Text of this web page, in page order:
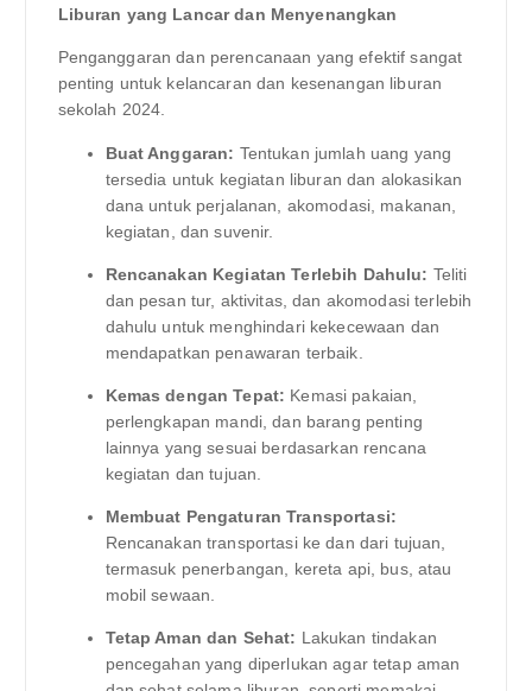
Liburan yang Lancar dan Menyenangkan
Penganggaran dan perencanaan yang efektif sangat
penting untuk kelancaran dan kesenangan liburan
sekolah 2024.
Buat Anggaran: Tentukan jumlah uang yang
tersedia untuk kegiatan liburan dan alokasikan
dana untuk perjalanan, akomodasi, makanan,
kegiatan, dan suvenir.
Rencanakan Kegiatan Terlebih Dahulu: Teliti
dan pesan tur, aktivitas, dan akomodasi terlebih
dahulu untuk menghindari kekecewaan dan
mendapatkan penawaran terbaik.
Kemas dengan Tepat: Kemasi pakaian,
perlengkapan mandi, dan barang penting
lainnya yang sesuai berdasarkan rencana
kegiatan dan tujuan.
Membuat Pengaturan Transportasi:
Rencanakan transportasi ke dan dari tujuan,
termasuk penerbangan, kereta api, bus, atau
mobil sewaan.
Tetap Aman dan Sehat: Lakukan tindakan
pencegahan yang diperlukan agar tetap aman